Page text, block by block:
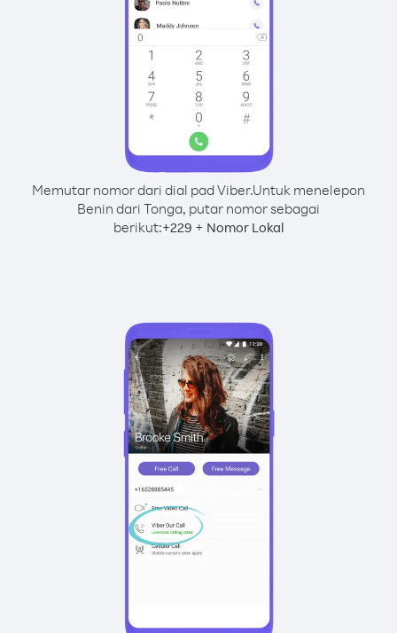
Memutar nomor dari dial pad Viber.Untuk menelepon
Benin dari Tonga, putar nomor sebagai
berikut:+229 + Nomor Lokal